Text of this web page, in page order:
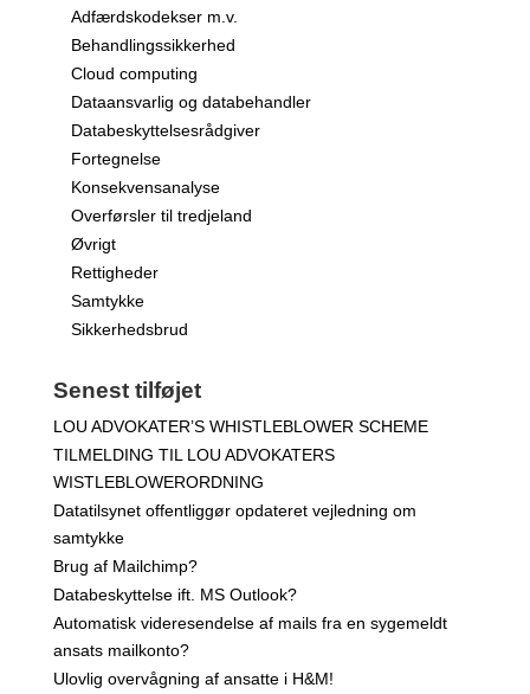
Adfærdskodekser m.v.
Behandlingssikkerhed
Cloud computing
Dataansvarlig og databehandler
Databeskyttelsesrådgiver
Fortegnelse
Konsekvensanalyse
Overførsler til tredjeland
Øvrigt
Rettigheder
Samtykke
Sikkerhedsbrud
Senest tilføjet
LOU ADVOKATER’S WHISTLEBLOWER SCHEME
TILMELDING TIL LOU ADVOKATERS
WISTLEBLOWERORDNING
Datatilsynet offentliggør opdateret vejledning om
samtykke
Brug af Mailchimp?
Databeskyttelse ift. MS Outlook?
Automatisk videresendelse af mails fra en sygemeldt
ansats mailkonto?
Ulovlig overvågning af ansatte i H&M!